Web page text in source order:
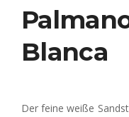
Blanca
Der feine weiße